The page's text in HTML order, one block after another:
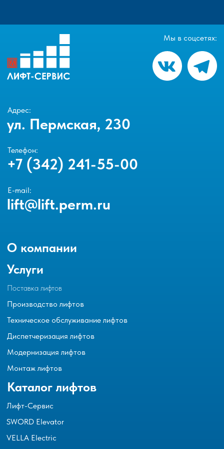
О компании
Услуги
Каталог лифтов
Производство лифтов
Техническое обслуживание лифтов
Диспетчеризация лифтов
Модернизация лифтов
Монтаж лифтов
Поставка лифтов
Адрес:
Телефон:
ул. Пермская, 230
E-mail:
+7 (342) 241-55-00
lift@lift.perm.ru
Лифт-Сервис
SWORD Elevator
VELLA Electric
Мы в соцсетях: